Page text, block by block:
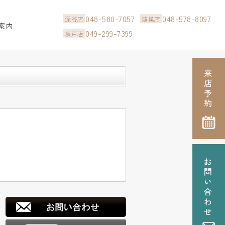
内
深谷店 048-580-7057 鴻巣店 048-578-8097
坂戸店 049-299-7399